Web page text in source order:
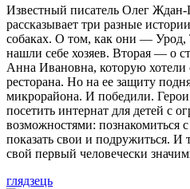
Известный писатель Олег
рассказывает три разные
собаках. О том, как они —
нашли себе хозяев. Вторая — о
Анна Ивановна, которую хотели
ресторана. Но на ее защиту
микрорайона. И победили.
посетить интернат для детей с
возможностями: познакомиться
показать свои и подружиться. И
свой первый человечески
глядзець